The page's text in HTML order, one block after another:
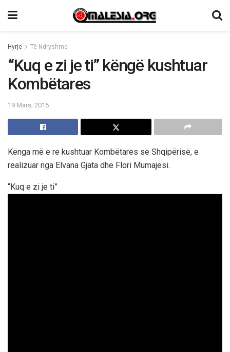
Hyrje Të Ndryshme
“Kuq e zi je ti” këngë kushtuar
Kombëtares
19 Mars, 2015
Kënga më e re kushtuar Kombëtares së Shqipërisë, e
realizuar nga Elvana Gjata dhe Flori Mumajesi.
“Kuq e zi je ti”